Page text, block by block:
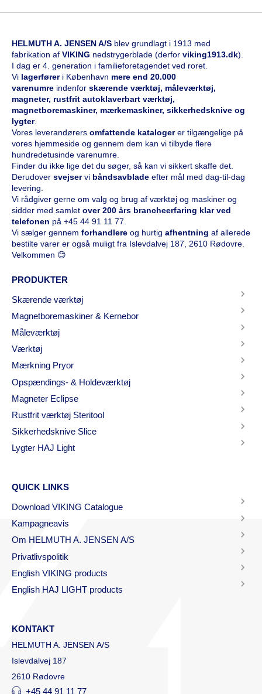
HELMUTH A. JENSEN A/S blev grundlagt i 1913 med
fabrikation af VIKING nedstrygerblade (derfor viking1913.dk).
I dag er 4. generation i familieforetagendet ved roret.
Vi lagerfører i København mere end 20.000
varenumre indenfor skærende værktøj, måleværktøj,
magneter, rustfrit autoklaverbart værktøj,
magnetboremaskiner, mærkemaskiner, sikkerhedsknive og
lygter.
Vores leverandørers omfattende katalogerer tilgængelige på
vores hjemmeside og gennem dem kan vi tilbyde flere
hundredetusinde varenumre.
Finder du ikke lige det du søger, så kan vi sikkert skaffe det.
Derudover svejservi båndsavblade efter mål med dag-til-dag
levering.
Vi rådgiver gerne om valg og brug af værktøj og maskiner og
sidder med samlet over 200 års brancheerfaring klar ved
telefonen på +45 44 91 11 77
Vi sælger gennem forhandlere og hurtig afhentning af allerede
bestilte varer er også muligt fra Islevdalvej 187, 2610 Rødovre.
Velkommen 😊
PRODUKTER
Skærende værktøj
Magnetboremaskiner & Kernebor
Måleværktøj
Værktøj
Mærkning Pryor
Opspændings- & Holdeværktøj
Magneter Eclipse
Rustfrit værktøj Steritool
Sikkerhedsknive Slice
Lygter HAJ Light
QUICK LINKS
Download VIKING Catalogue
Kampagneavis
Om HELMUTH A. JENSEN A/S
Privatlivspolitik
English VIKING products
English HAJ LIGHT products
KONTAKT
HELMUTH A. JENSEN A/S
Islevdalvej 187
2610 Rødovre
+45 44 91 11 77